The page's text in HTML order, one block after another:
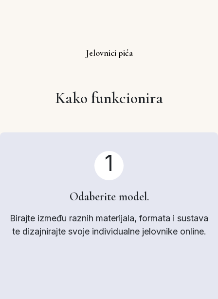
Jelovnici pića
Kako funkcionira
1
Odaberite model.
Birajte između raznih materijala, formata i sustava
te dizajnirajte svoje individualne jelovnike online.